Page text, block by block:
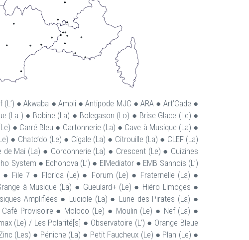
● Akwaba ● Ampli ● Antipode MJC ● ARA ● Art’Cade ●
(La ) ● Bobine (La) ● Bolegason (Lo) ● Brise Glace (Le) ●
● Carré Bleu ● Cartonnerie (La) ● Cave à Musique (La) ●
● Chato’do (Le) ● Cigale (La) ● Citrouille (La) ● CLEF (La)
Mai (La) ● Cordonnerie (La) ● Crescent (Le) ● Cuizines
System ● Echonova (L’) ● ElMediator ● EMB Sannois (L’)
● File 7 ● Florida (Le) ● Forum (Le) ● Fraternelle (La) ●
à Musique (La) ● Gueulard+ (Le) ● Hiéro Limoges ●
Amplifiées ● Luciole (La) ● Lune des Pirates (La) ●
Provisoire ● Moloco (Le) ● Moulin (Le) ● Nef (La) ●
(Le) / Les Polarité[s] ● Observatoire (L’) ● Orange Bleue
(Les) ● Péniche (La) ● Petit Faucheux (Le) ● Plan (Le) ●